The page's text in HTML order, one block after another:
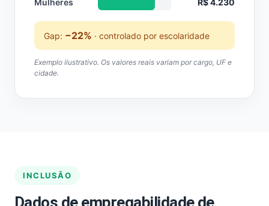
Gap: −22% · controlado por escolaridade
Exemplo ilustrativo. Os valores reais variam por cargo, UF e
cidade.
INCLUSÃO
Dados de empregabilidade de